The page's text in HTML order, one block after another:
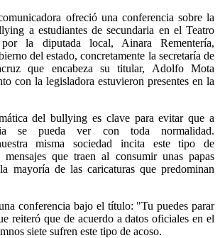
ofreció una conferencia sobre la
a estudiantes de secundaria en el Teatro
la diputada local, Ainara Rementería,
del estado, concretamente la secretaría de
que encabeza su titular, Adolfo Mota
con la legisladora estuvieron presentes en la
del bullying es clave para evitar que a
se pueda ver con toda normalidad.
misma sociedad incita este tipo de
mensajes que traen al consumir unas papas
mayoría de las caricaturas que predominan
conferencia bajo el título: "Tu puedes parar
reiteró que de acuerdo a datos oficiales en el
siete sufren este tipo de acoso.